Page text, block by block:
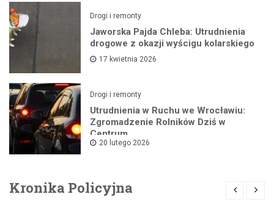
Drogi i remonty
Jaworska Pajda Chleba: Utrudnienia
drogowe z okazji wyścigu kolarskiego
17 kwietnia 2026
Drogi i remonty
Utrudnienia w Ruchu we Wrocławiu:
Zgromadzenie Rolników Dziś w
Centrum
20 lutego 2026
Kronika Policyjna